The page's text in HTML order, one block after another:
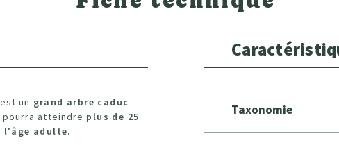
un grand arbre caduc
atteindre plus de 25
l'âge adulte.
Taxonomie